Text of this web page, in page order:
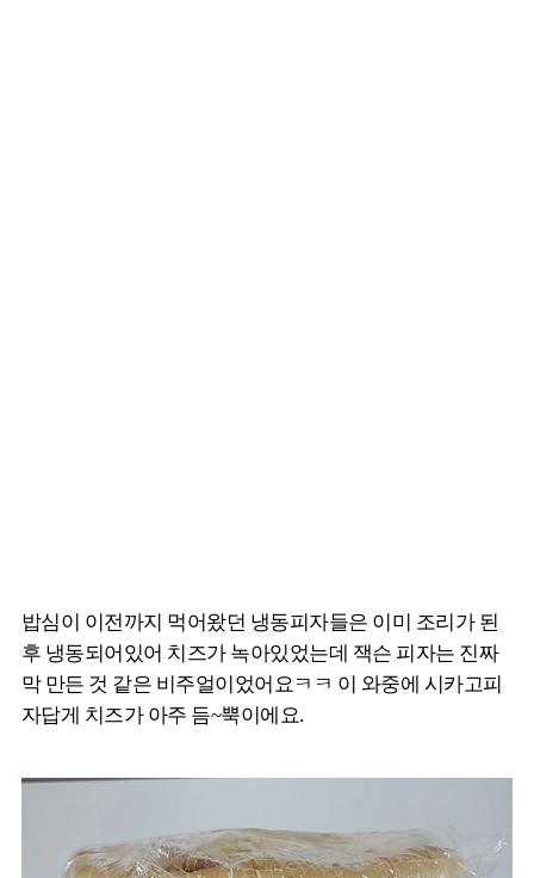
밥심이 이전까지 먹어왔던 냉동피자들은 이미 조리가 된
후 냉동되어있어 치즈가 녹아있었는데 잭슨 피자는 진짜
막 만든 것 같은 비주얼이었어요ㅋㅋ 이 와중에 시카고피
자답게 치즈가 아주 듬~뿍이에요.